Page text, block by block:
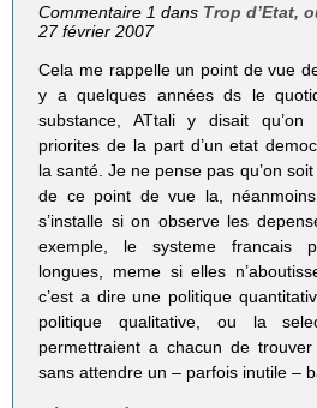
Commentaire 1 dans Trop d’Etat,
27 février 2007
Cela me rappelle un point de vue
y a quelques années ds le
substance, ATtali y disait qu’on
priorites de la part d’un etat
la santé. Je ne pense pas qu’on
de ce point de vue la,
s’installe si on observe les
exemple, le systeme francais
longues, meme si elles
c’est a dire une politique
politique qualitative, ou la
permettraient a chacun de
sans attendre un – parfois inutile –